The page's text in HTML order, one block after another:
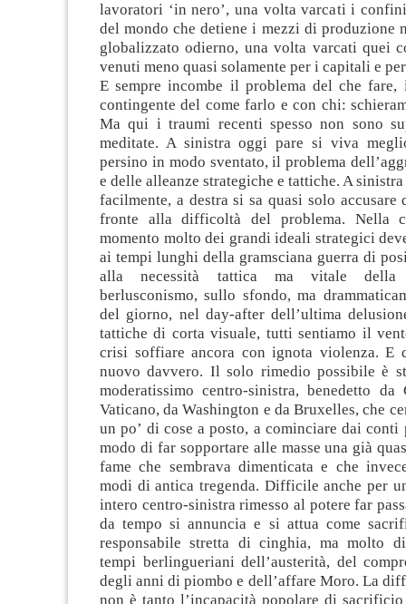
lavoratori ‘in nero’, una volta varcati i
del mondo che detiene i mezzi di produzione
globalizzato odierno, una volta varcati quei
venuti meno quasi solamente per i capitali e
E sempre incombe il problema del che
contingente del come farlo e con chi:
Ma qui i traumi recenti spesso non sono
meditate. A sinistra oggi pare si viva
persino in modo sventato, il problema
e delle alleanze strategiche e tattiche. A
facilmente, a destra si sa quasi solo
fronte alla difficoltà del problema. Nella
momento molto dei grandi ideali strategici
ai tempi lunghi della gramsciana guerra di
alla necessità tattica ma vitale della
berlusconismo, sullo sfondo, ma
del giorno, nel day-after dell’ultima
tattiche di corta visuale, tutti sentiamo il
crisi soffiare ancora con ignota violenza. E
nuovo davvero. Il solo rimedio possibile è
moderatissimo centro-sinistra, benedetto da
Vaticano, da Washington e da Bruxelles, che
un po’ di cose a posto, a cominciare dai
modo di far sopportare alle masse una già
fame che sembrava dimenticata e che
modi di antica tregenda. Difficile anche per
intero centro-sinistra rimesso al potere far
da tempo si annuncia e si attua come
responsabile stretta di cinghia, ma molto
tempi berlingueriani dell’austerità, del
degli anni di piombo e dell’affare Moro. La
non è tanto l’incapacità popolare di